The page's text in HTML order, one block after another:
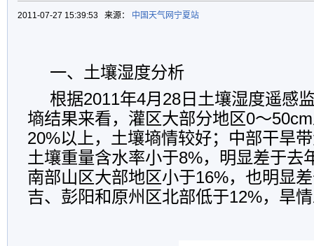
2011-07-27 15:39:53 来源： 中国天气网宁夏站
一、土壤湿度分析
根据2011年4月28日土壤湿度遥感
墒结果来看，灌区大部分地区0～
20%以上，土壤墒情较好；中部干旱
土壤重量含水率小于8%，明显差于去
南部山区大部地区小于16%，也明显
吉、彭阳和原州区北部低于12%，旱